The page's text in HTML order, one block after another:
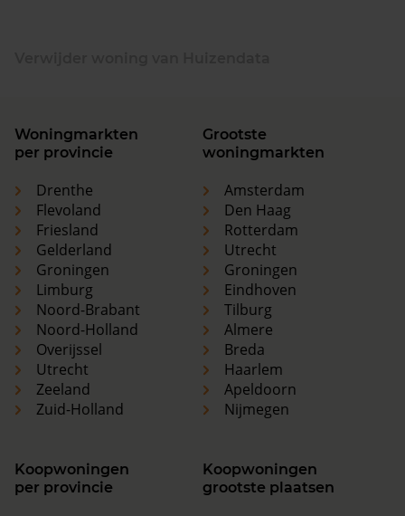
Woningmarkten
per provincie
Drenthe
Flevoland
Friesland
Gelderland
Groningen
Limburg
Noord-Brabant
Noord-Holland
Overijssel
Utrecht
Zeeland
Zuid-Holland
Grootste
woningmarkten
Amsterdam
Den Haag
Rotterdam
Utrecht
Groningen
Eindhoven
Tilburg
Almere
Breda
Haarlem
Apeldoorn
Nijmegen
Koopwoningen
per provincie
Koopwoningen
grootste plaatsen